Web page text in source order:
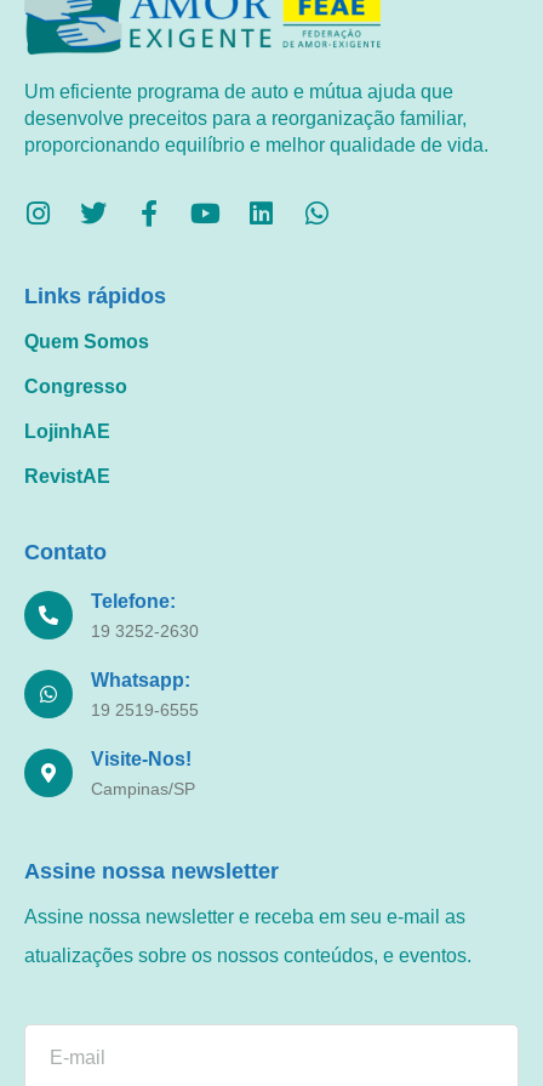
Um eficiente programa de auto e mútua ajuda que
desenvolve preceitos para a reorganização familiar,
proporcionando equilíbrio e melhor qualidade de vida.
Links rápidos
Quem Somos
Congresso
LojinhAE
RevistAE
Contato
Telefone:
19 3252-2630
Whatsapp:
19 2519-6555
Visite-Nos!
Campinas/SP
Assine nossa newsletter
Assine nossa newsletter e receba em seu e-mail as
atualizações sobre os nossos conteúdos, e eventos.